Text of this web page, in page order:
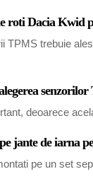
roti Dacia Kwid
TPMS trebuie
deoarece
jante de iarna
pe un set